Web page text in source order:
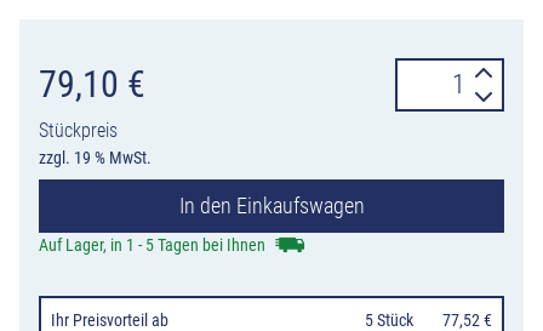
79,10 €
Stückpreis
zzgl. 19 % MwSt.
Betonklotz
mit
für
und
In den Einkaufswagen
Auf Lager, in 1 - 5 Tagen bei Ihnen
Ihr Preisvorteil ab 5 Stück
77,52 €